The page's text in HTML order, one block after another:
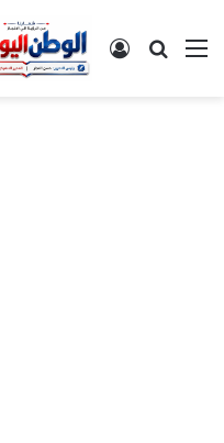
القائمةبحث عن تسجيل الدخول